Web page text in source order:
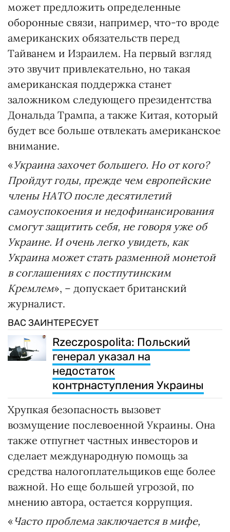
может предложить определенные
оборонные связи, например, что-то вроде
американских обязательств перед
Тайванем и Израилем. На первый взгляд
это звучит привлекательно, но такая
американская поддержка станет
заложником следующего президентства
Дональда Трампа, а также Китая, который
будет все больше отвлекать американское
внимание.
«Украина захочет большего. Но от кого?
Пройдут годы, прежде чем европейские
члены НАТО после десятилетий
самоуспокоения и недофинансирования
смогут защитить себя, не говоря уже об
Украине. И очень легко увидеть, как
Украина может стать разменной монетой
в соглашениях с постпутинским
Кремлем», – допускает британский
журналист.
ВАС ЗАИНТЕРЕСУЕТ
Rzeczpospolita: Польский
генерал указал на
недостаток
контрнаступления Украины
Хрупкая безопасность вызовет
возмущение послевоенной Украины. Она
также отпугнет частных инвесторов и
сделает международную помощь за
средства налогоплательщиков еще более
важной. Но еще большей угрозой, по
мнению автора, остается коррупция.
« Часто проблема заключается в мифе,